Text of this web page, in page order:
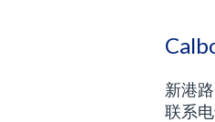
新港
联系